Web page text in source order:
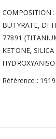
COMPOSITION :
BUTYRATE, DI-
77891
KETONE,
Référence :